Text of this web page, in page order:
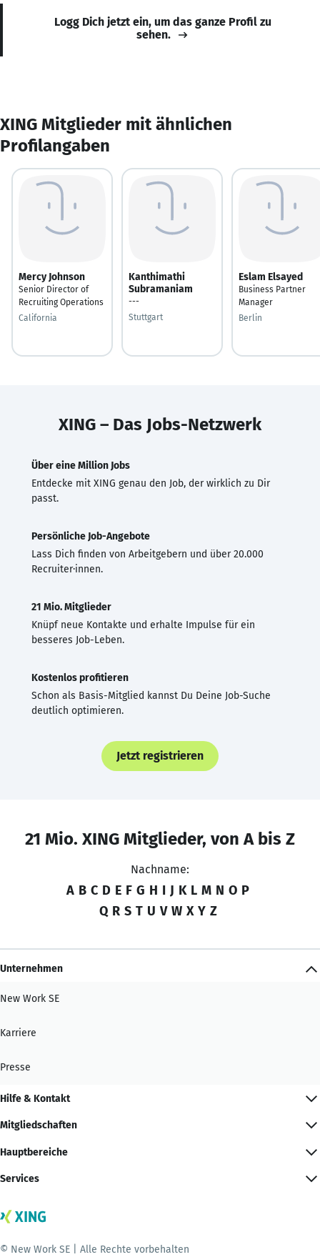
Logg Dich jetzt ein, um das ganze Profil zu
sehen.
XING Mitglieder mit ähnlichen
Profilangaben
Mercy Johnson
Senior Director of
Recruiting Operations
California
Kanthimathi
Subramaniam
---
Stuttgart
Eslam Elsayed
Business Partner
Manager
Berlin
XING – Das Jobs-Netzwerk
Über eine Million Jobs
Entdecke mit XING genau den Job, der wirklich zu Dir
passt.
Persönliche Job-Angebote
Lass Dich finden von Arbeitgebern und über 20.000
Recruiter·innen.
21 Mio. Mitglieder
Knüpf neue Kontakte und erhalte Impulse für ein
besseres Job-Leben.
Kostenlos profitieren
Schon als Basis-Mitglied kannst Du Deine Job-Suche
deutlich optimieren.
Jetzt registrieren
21 Mio. XING Mitglieder, von A bis Z
Nachname:
A B C D E F G H I J K L M N O P
Q R S T U V W X Y Z
Unternehmen
New Work SE
Karriere
Presse
Hilfe & Kontakt
Mitgliedschaften
Hauptbereiche
Services
© New Work SE | Alle Rechte vorbehalten